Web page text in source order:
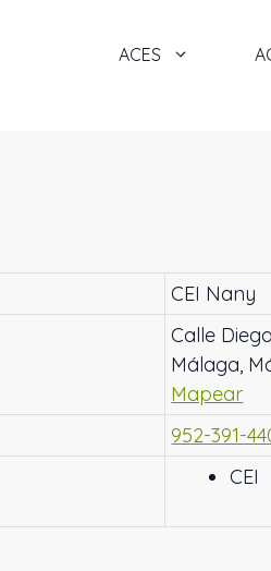
ACES
CEI Nany
Calle
Málaga,
Mapear
952-391-
CEI